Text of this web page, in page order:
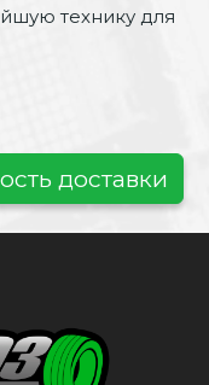
технику для
доставки